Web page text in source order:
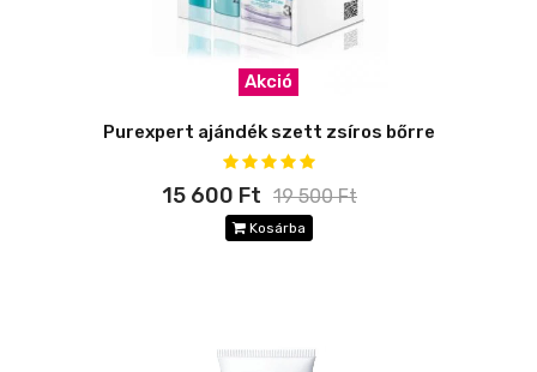
Akció
Purexpert ajándék szett zsíros bőrre
15 600 Ft 19 500 Ft
Kosárba